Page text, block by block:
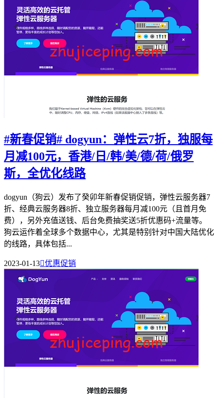
#新春促销# dogyun：弹性云7折，独服每
月减100元，香港/日/韩/美/德/荷/俄罗
斯，全优化线路
dogyun（狗云）发布了癸卯年新春促销促销，弹性云服务器7
折、经典云服务器8折、独立服务器每月减100元（且首月免
费），另外充值送钱、后台免费抽奖送5折优惠码+流量等。
狗云运作着全球多个数据中心，尤其是特别针对中国大陆优化
的线路，具体包括...
2023-01-13优惠促销